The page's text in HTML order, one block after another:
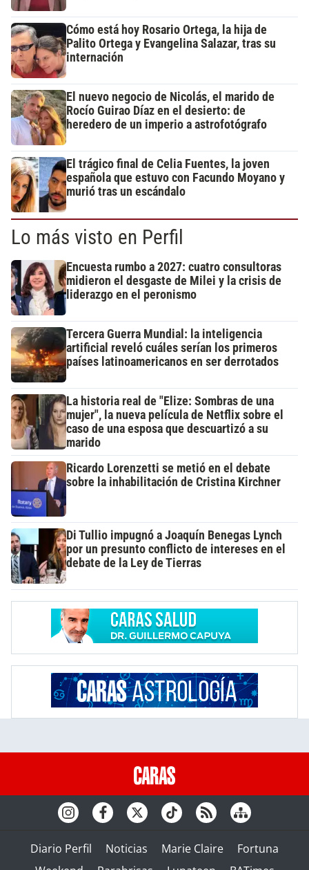
Cómo está hoy Rosario Ortega, la hija de
Palito Ortega y Evangelina Salazar, tras su
internación
El nuevo negocio de Nicolás, el marido de
Rocío Guirao Díaz en el desierto: de
heredero de un imperio a astrofotógrafo
El trágico final de Celia Fuentes, la joven
española que estuvo con Facundo Moyano y
murió tras un escándalo
Lo más visto en Perfil
Encuesta rumbo a 2027: cuatro consultoras
midieron el desgaste de Milei y la crisis de
liderazgo en el peronismo
Tercera Guerra Mundial: la inteligencia
artificial reveló cuáles serían los primeros
países latinoamericanos en ser derrotados
La historia real de "Elize: Sombras de una
mujer", la nueva película de Netflix sobre el
caso de una esposa que descuartizó a su
marido
Ricardo Lorenzetti se metió en el debate
sobre la inhabilitación de Cristina Kirchner
Di Tullio impugnó a Joaquín Benegas Lynch
por un presunto conflicto de intereses en el
debate de la Ley de Tierras
Diario Perfil Noticias Marie Claire
Fortuna